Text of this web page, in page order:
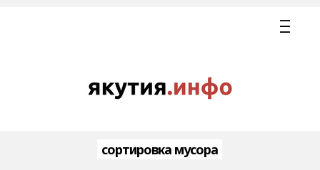
сортировка мусора